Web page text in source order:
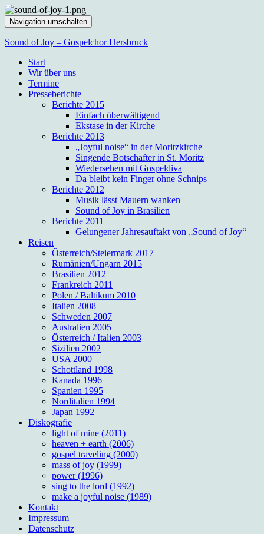
Navigation umschalten
Sound of Joy – Gospelchor Hersbruck
Start
Wir über uns
Termine
Presseberichte
Berichte 2015
Einfach überwältigend
Ekstase in der Kirche
Berichte 2013
„Joyful noise“ in der Moritzkirche
Singende Botschafter in St. Moritz
Wiedersehen mit Gospeldiva
Da bleibt kein Finger ohne Schnips
Berichte 2012
Musik lässt Mauern wanken
Sound of Joy in Brasilien
Berichte 2011
Gelungener Jahresauftakt von „Sound of Joy“
Reisen
Österreich/Steiermark 2017
Rumänien/Ungarn 2015
Brasilien 2012
Frankreich 2011
Polen / Baltikum 2010
Italien 2008
Schweden 2007
Australien 2005
Österreich / Italien 2003
Sizilien 2002
USA 2000
Schottland 1998
Kanada 1996
Spanien 1995
Norditalien 1994
Japan 1992
Diskografie
light of mine (2011)
heaven + earth (2006)
gospel traveling (2000)
mass of joy (1999)
power (1996)
sing to the lord (1992)
make a joyful noise (1989)
Kontakt
Impressum
Datenschutz